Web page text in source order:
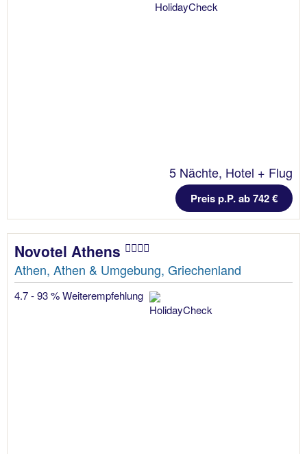
5 Nächte, Hotel + Flug
Preis p.P. ab 742 €
Novotel Athens
Athen, Athen & Umgebung, Griechenland
4.7 - 93 % Weiterempfehlung